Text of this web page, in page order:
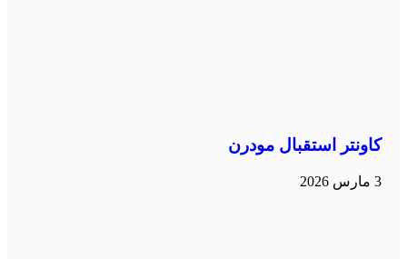
كاونتر استقبال مودرن
3 مارس 2026